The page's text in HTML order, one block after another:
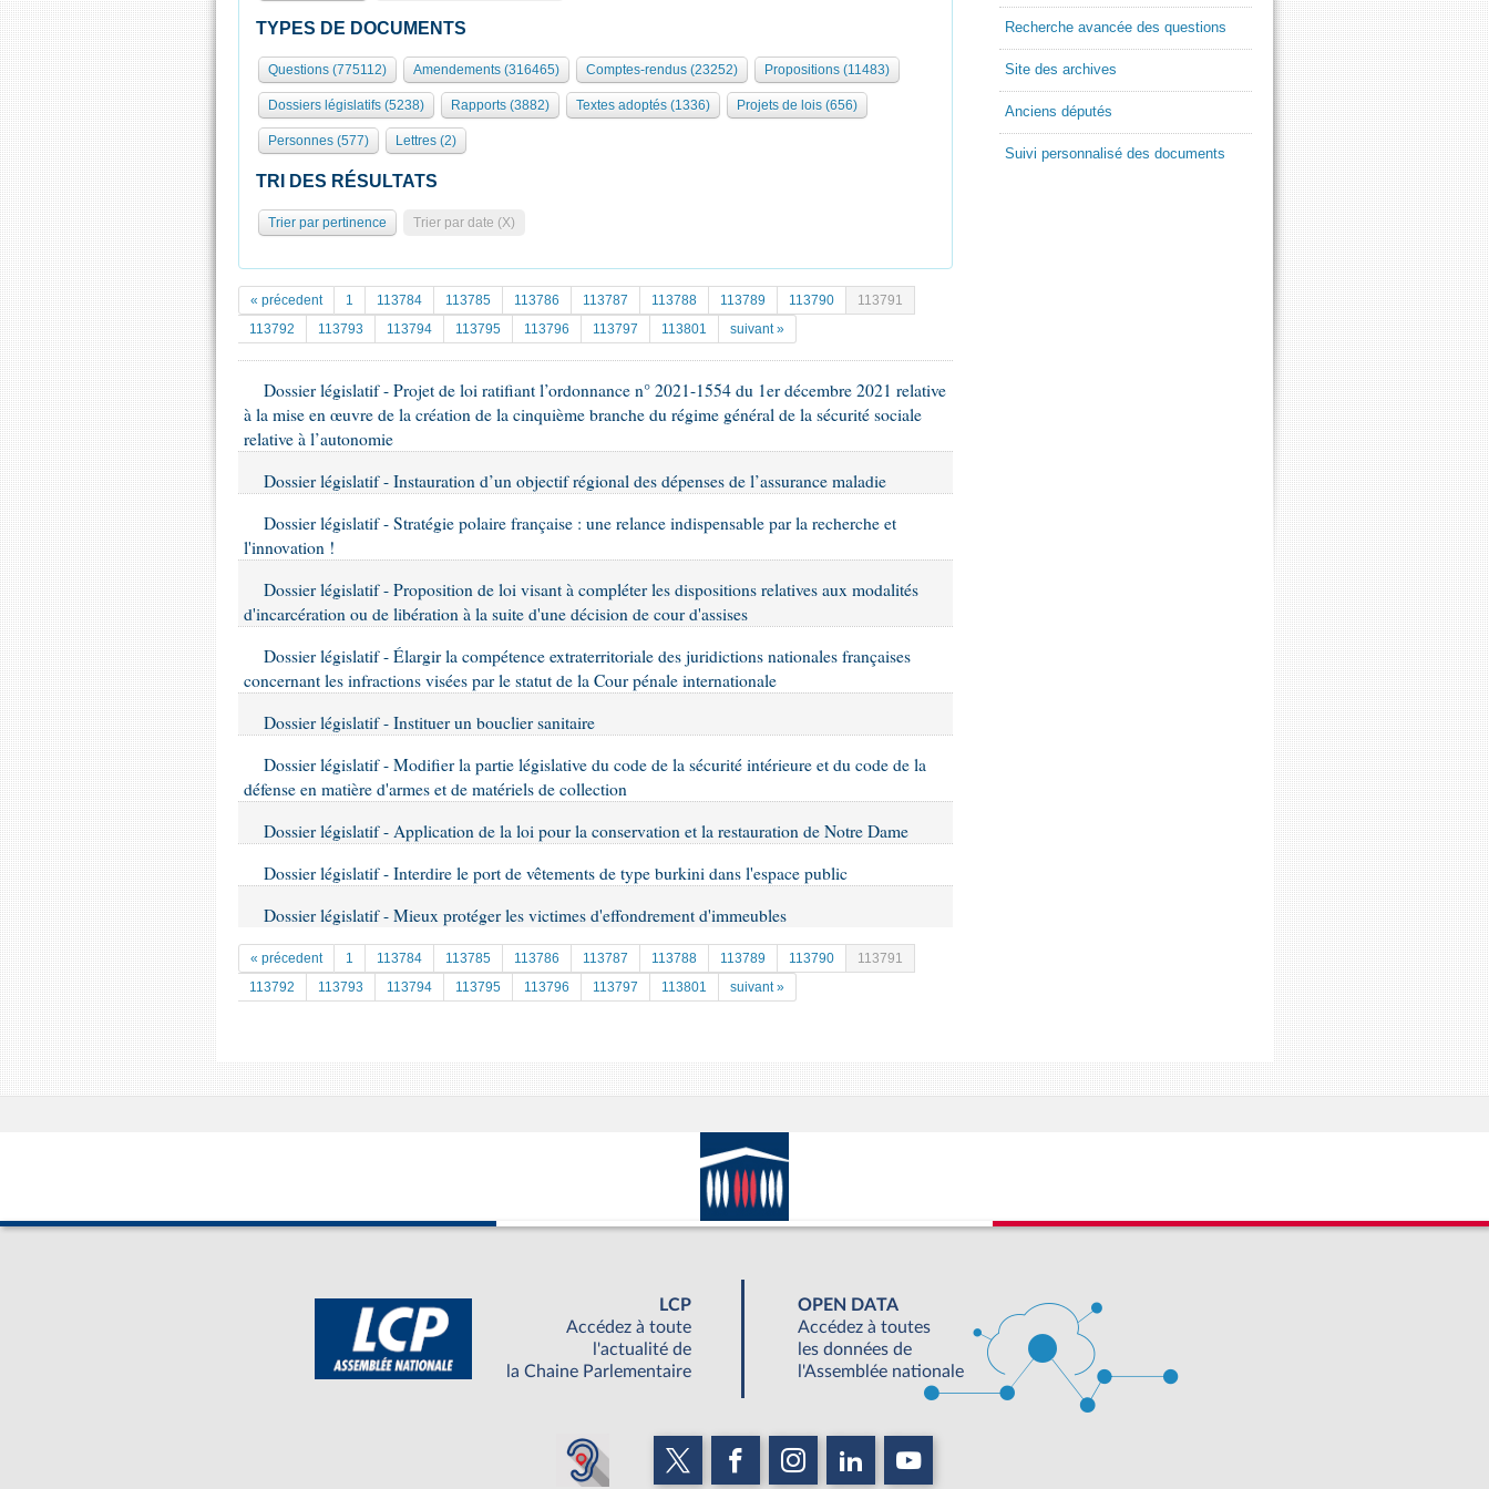
TYPES DE DOCUMENTS
Questions (775112) Amendements (316465) Comptes-rendus (23252) Propositions (11483)
Dossiers législatifs (5238) Rapports (3882) Textes adoptés (1336) Projets de lois (656)
Personnes (577) Lettres (2)
TRI DES RÉSULTATS
Trier par pertinence Trier par date (X)
« précedent 1 113784 113785 113786 113787 113788 113789 113790
113791
113792
113793 113794 113795 113796 113797 113801 suivant »
Dossier législatif - Projet de loi ratifiant l’ordonnance n° 2021-1554 du 1er décembre 2021 relative
à la mise en œuvre de la création de la cinquième branche du régime général de la sécurité sociale
relative à l’autonomie
Dossier législatif - Instauration d’un objectif régional des dépenses de l’assurance maladie
Dossier législatif - Stratégie polaire française : une relance indispensable par la recherche et
l'innovation !
Dossier législatif - Proposition de loi visant à compléter les dispositions relatives aux modalités
d'incarcération ou de libération à la suite d'une décision de cour d'assises
Dossier législatif - Élargir la compétence extraterritoriale des juridictions nationales françaises
concernant les infractions visées par le statut de la Cour pénale internationale
Dossier législatif - Instituer un bouclier sanitaire
Dossier législatif - Modifier la partie législative du code de la sécurité intérieure et du code de la
défense en matière d'armes et de matériels de collection
Dossier législatif - Application de la loi pour la conservation et la restauration de Notre Dame
Dossier législatif - Interdire le port de vêtements de type burkini dans l'espace public
Dossier législatif - Mieux protéger les victimes d'effondrement d'immeubles
« précedent 1 113784 113785 113786 113787 113788 113789 113790
113791
113792
113793 113794 113795 113796 113797 113801 suivant »
Recherche avancée des questions
Site des archives
Anciens députés
Suivi personnalisé des documents
LCP
Accédez à toute
l'actualité de
la Chaine Parlementaire
OPEN DATA
Accédez à toutes
les données de
l'Assemblée nationale